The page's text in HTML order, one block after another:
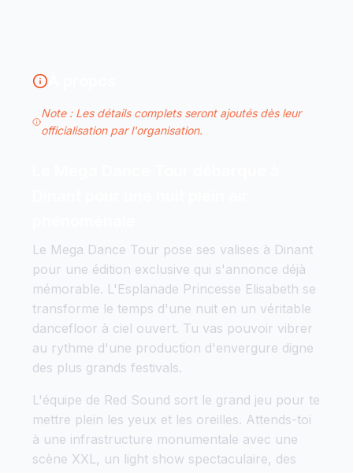
Note : Les détails complets seront ajoutés dès leur
officialisation par l'organisation.
Le Mega Dance Tour pose ses valises à Dinant
pour une édition exclusive qui s'annonce déjà
mémorable. L'Esplanade Princesse Elisabeth se
transforme le temps d'une nuit en un véritable
dancefloor à ciel ouvert. Tu vas pouvoir vibrer
au rythme d'une production d'envergure digne
des plus grands festivals.
L'équipe de Red Sound sort le grand jeu pour te
mettre plein les yeux et les oreilles. Attends-toi
à une infrastructure monumentale avec une
scène XXL, un light show spectaculaire, des